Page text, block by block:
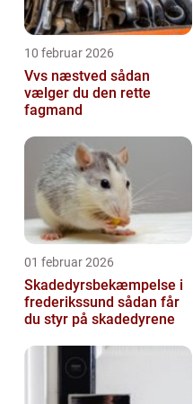
10 februar 2026
Vvs næstved sådan
vælger du den rette
fagmand
01 februar 2026
Skadedyrsbekæmpelse i
frederikssund sådan får
du styr på skadedyrene